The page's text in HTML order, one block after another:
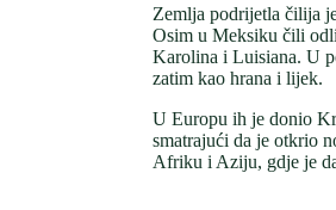
Zemlja podrijetla čilija
Osim u Meksiku čili
Karolina i Luisiana. U
zatim kao hrana i lijek.
U Europu ih je donio
smatrajući da je otkrio
Afriku i Aziju, gdje je